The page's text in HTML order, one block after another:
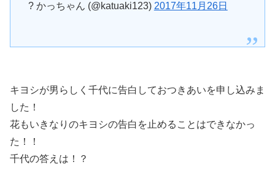
? かっちゃん (@katuaki123) 2017年11月26日
キヨシが男らしく千代に告白しておつきあいを申し込みま
した！
花もいきなりのキヨシの告白を止めることはできなかっ
た！！
千代の答えは！？